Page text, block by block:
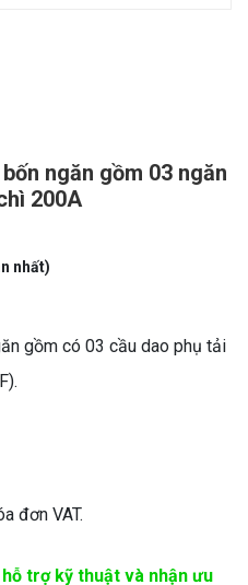
ngăn gồm 03 ngăn
200A
nhất)
gồm có 03 cầu dao phụ tải
đơn VAT.
trợ kỹ thuật và nhận ưu